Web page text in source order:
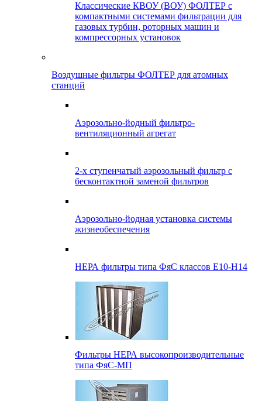
Классические КВОУ (ВОУ) ФОЛТЕР с
компактными системами фильтрации для
газовых турбин, роторных машин и
компрессорных установок
Воздушные фильтры ФОЛТЕР для атомных
станций
Аэрозольно-йодный фильтро-
вентиляционный агрегат
2-х ступенчатый аэрозольный фильтр с
бесконтактной заменой фильтров
Аэрозольно-йодная установка системы
жизнеобеспечения
НЕРА фильтры типа ФяС классов Е10-Н14
Фильтры НЕРА высокопроизводительные
типа ФяС-МП